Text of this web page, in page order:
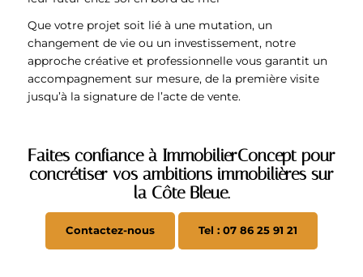
Que votre projet soit lié à une mutation, un
changement de vie ou un investissement, notre
approche créative et professionnelle vous garantit un
accompagnement sur mesure, de la première visite
jusqu’à la signature de l’acte de vente.
Faites confiance à ImmobilierConcept pour
concrétiser vos ambitions immobilières sur
la Côte Bleue.
Contactez-nous Tel : 07 86 25 91 21